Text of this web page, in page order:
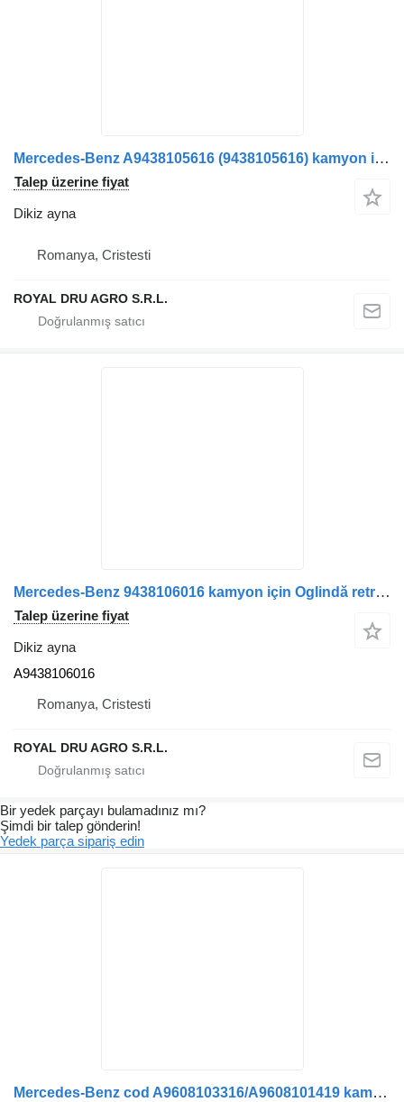
Mercedes-Benz A9438105616 (9438105616) kamyon için Oglindă retrovizoare stânga pentru dikiz ayna
Talep üzerine fiyat
Dikiz ayna
Romanya, Cristesti
ROYAL DRU AGRO S.R.L.
Mercedes-Benz 9438106016 kamyon için Oglindă retrovizoare dreapta pentru A9438106016 dikiz ayna
Talep üzerine fiyat
Dikiz ayna
A9438106016
Romanya, Cristesti
ROYAL DRU AGRO S.R.L.
Bir yedek parçayı bulamadınız mı?
Şimdi bir talep gönderin!
Yedek parça sipariş edin
Mercedes-Benz cod A9608103316/A9608101419 kamyon için Oglindă retrovizoare stânga dikiz ayna